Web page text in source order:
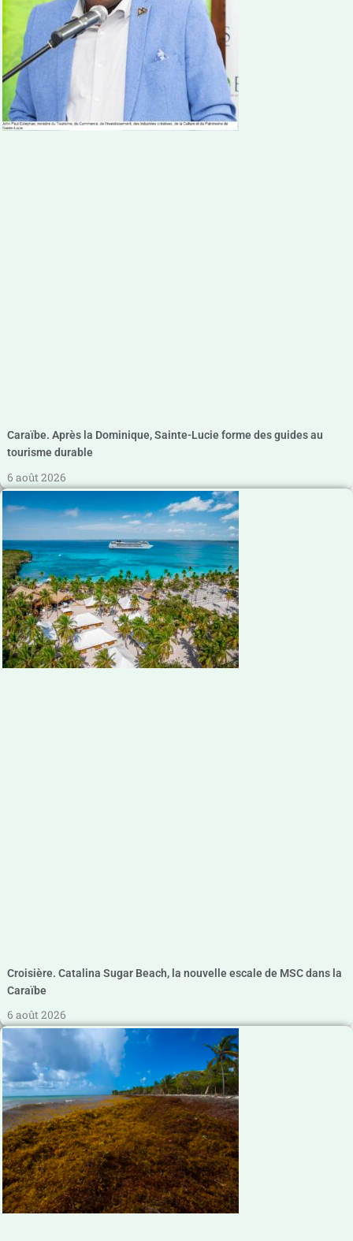
Caraïbe. Après la Dominique, Sainte-Lucie forme des guides au
tourisme durable
6 août 2026
Croisière. Catalina Sugar Beach, la nouvelle escale de MSC dans la
Caraïbe
6 août 2026